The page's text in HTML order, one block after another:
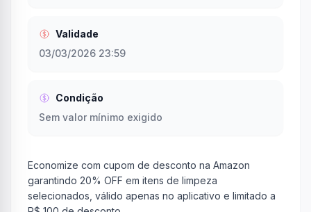
Validade
03/03/2026 23:59
Condição
Sem valor mínimo exigido
Economize com cupom de desconto na Amazon
garantindo 20% OFF em itens de limpeza
selecionados, válido apenas no aplicativo e limitado a